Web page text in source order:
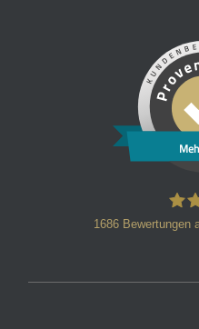
1686 Bewertungen